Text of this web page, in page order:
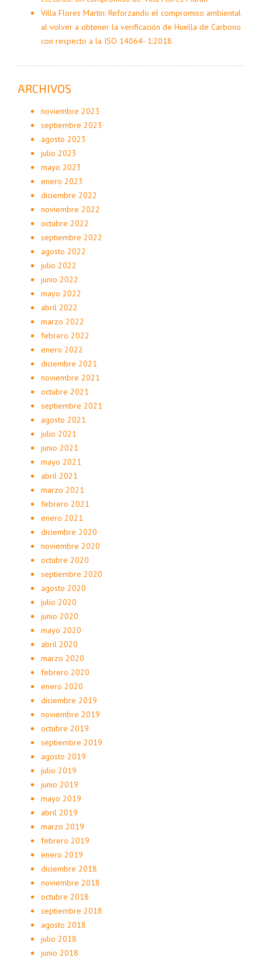
Villa Flores Martín: Reforzando el compromiso ambiental
al volver a obtener la verificación de Huella de Carbono
con respecto a la ISO 14064- 1:2018
ARCHIVOS
noviembre 2023
septiembre 2023
agosto 2023
julio 2023
mayo 2023
enero 2023
diciembre 2022
noviembre 2022
octubre 2022
septiembre 2022
agosto 2022
julio 2022
junio 2022
mayo 2022
abril 2022
marzo 2022
febrero 2022
enero 2022
diciembre 2021
noviembre 2021
octubre 2021
septiembre 2021
agosto 2021
julio 2021
junio 2021
mayo 2021
abril 2021
marzo 2021
febrero 2021
enero 2021
diciembre 2020
noviembre 2020
octubre 2020
septiembre 2020
agosto 2020
julio 2020
junio 2020
mayo 2020
abril 2020
marzo 2020
febrero 2020
enero 2020
diciembre 2019
noviembre 2019
octubre 2019
septiembre 2019
agosto 2019
julio 2019
junio 2019
mayo 2019
abril 2019
marzo 2019
febrero 2019
enero 2019
diciembre 2018
noviembre 2018
octubre 2018
septiembre 2018
agosto 2018
julio 2018
junio 2018